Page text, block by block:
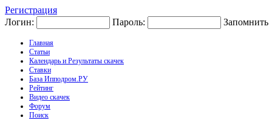
Регистрация
Логин:
Пароль: Запомнить
Главная
Статьи
Календарь и Результаты скачек
Ставки
База Ипподром.РУ
Рейтинг
Видео скачек
Форум
Поиск